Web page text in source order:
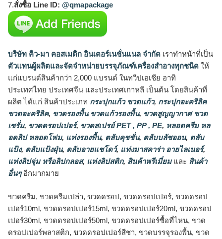
7.สั่งซื้อ Line ID: @qmapackage
บริษัท คิว-มา คอสเมติก อินเตอร์เนชั่นแนล จำกัด เราทำหน้าที่เป็น
ตัวแทนผู้ผลิตและจัดจำหน่ายบรรจุภัณฑ์เครื่องสำอางทุกชนิด ให้
แก่แบรนด์สินค้ากว่า 2,000 แบรนด์ ในทวีปเอเชีย อาทิ
ประเทศไทย ประเทศจีน และประเทศเกาหลี เป็นต้น โดยสินค้าที่
ผลิต ได้แก่ สินค้าประเภท กระปุกแก้ว ขวดแก้ว, กระปุกอะคริลิค
ขวดอะคริลิค, ขวดรองพื้น ขวดแก้วรองพื้น, ขวดสูญญากาศ ขวด
เซรั่ม, ขวดดรอปเปอร์, ขวดสเปรย์ PET , PP , PE, หลอดครีม หล
อดลิป หลอดโฟม, แท่งรองพื้น, ตลับคุชชั่น, ตลับบลัชออน, ตลับ
แป้ง, ตลับแป้งฝุ่น, ตลับอายแชโดว์, แท่งมาสคาร่า อายไลเนอร์,
แท่งลิปจุ่ม หรือลิปกลอส, แท่งลิปสติก, สินค้าพรีเมี่ยมและ สินค้า
อื่นๆอีกมากมาย
ขวดครีม, ขวดครีมเปล่า, ขวดดรอป, ขวดดรอปเปอร์, ขวดดรอป
เปอร์10ml, ขวดดรอปเปอร์15ml, ขวดดรอปเปอร์20ml, ขวดดรอป
เปอร์30ml, ขวดดรอปเปอร์50ml, ขวดดรอปเปอร์ซื้อที่ไหน, ขวด
ดรอปเปอร์พลาสติก, ขวดดรอปเปอร์สีชา, ขวดบรรจุรองพื้น, ขวด